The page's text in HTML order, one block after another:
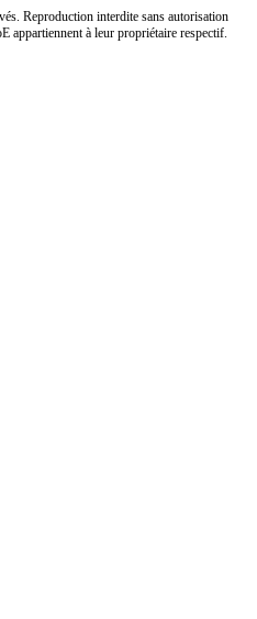
Reproduction interdite sans autorisation
appartiennent à leur propriétaire respectif.